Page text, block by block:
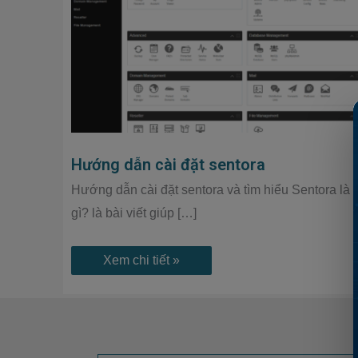
Hướng dẫn cài đặt sentora
Hướng dẫn cài đặt sentora và tìm hiểu Sentora là
gì? là bài viết giúp […]
sentora
Xem chi tiết »